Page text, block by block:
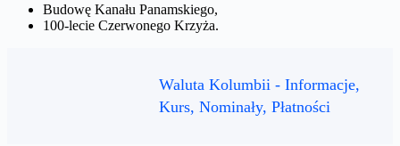
Budowę Kanału Panamskiego,
100-lecie Czerwonego Krzyża.
Waluta Kolumbii - Informacje,
Kurs, Nominały, Płatności